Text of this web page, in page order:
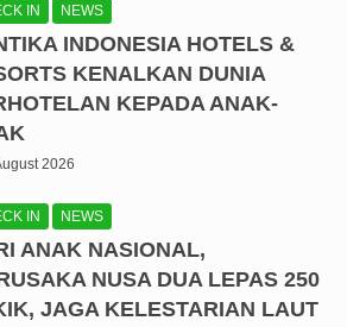
IN NEWS
INDONESIA HOTELS &
KENALKAN DUNIA
KEPADA ANAK-
2026
IN NEWS
ANAK NASIONAL,
NUSA DUA LEPAS 250
JAGA KELESTARIAN LAUT